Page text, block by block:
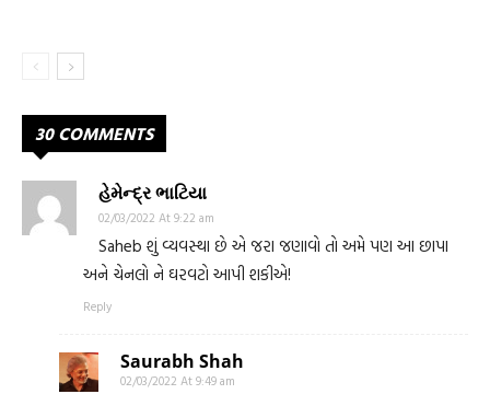
30 COMMENTS
હેમેન્દ્ર ભાટિયા
02/03/2022 At 9:22 am
Saheb શું વ્યવસ્થા છે એ જરા જણાવો તો અમે પણ આ છાપા
અને ચેનલો ને ઘરવટો આપી શકીએ!
Reply
Saurabh Shah
02/03/2022 At 9:49 am